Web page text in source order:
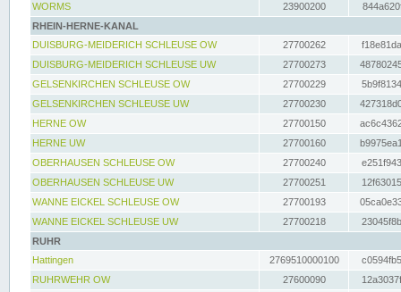
WORMS
23900200
RHEIN-HERNE-KANAL
DUISBURG-MEIDERICH SCHLEUSE OW
27700262
DUISBURG-MEIDERICH SCHLEUSE UW
27700273
GELSENKIRCHEN SCHLEUSE OW
27700229
GELSENKIRCHEN SCHLEUSE UW
27700230
HERNE OW
27700150
HERNE UW
27700160
OBERHAUSEN SCHLEUSE OW
27700240
OBERHAUSEN SCHLEUSE UW
27700251
WANNE EICKEL SCHLEUSE OW
27700193
WANNE EICKEL SCHLEUSE UW
27700218
RUHR
Hattingen
2769510000100
RUHRWEHR OW
27600090